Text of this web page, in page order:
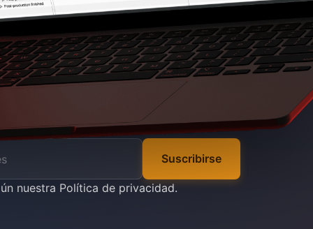
Suscribirse
nuestra Política de privacidad.